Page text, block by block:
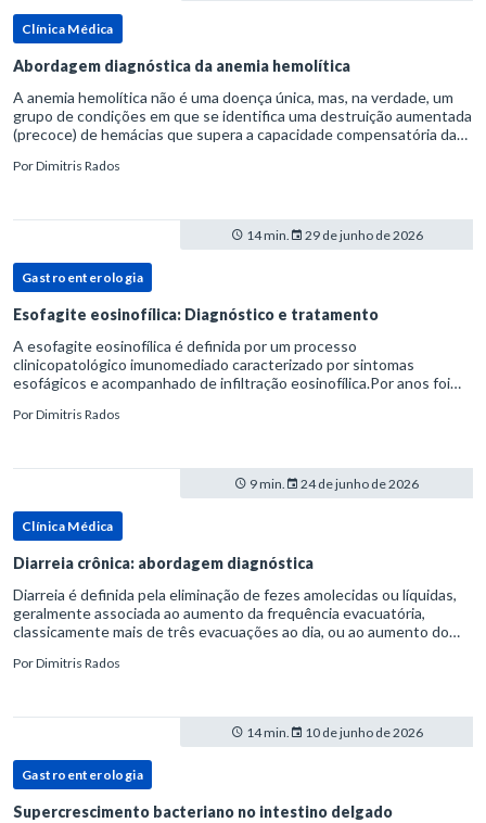
Clínica Médica
Abordagem diagnóstica da anemia hemolítica
A anemia hemolítica não é uma doença única, mas, na verdade, um
grupo de condições em que se identifica uma destruição aumentada
(precoce) de hemácias que supera a capacidade compensatória da
PorDimitris Rados
14 min. 29 de junho de 2026
Gastroenterologia
Esofagite eosinofílica: Diagnóstico e tratamento
A esofagite eosinofílica é definida por um processo
clinicopatológico imunomediado caracterizado por sintomas
esofágicos e acompanhado de infiltração eosinofílica.Por anos foi
refluxo gastr
PorDimitris Rados
9 min. 24 de junho de 2026
Clínica Médica
Diarreia crônica: abordagem diagnóstica
Diarreia é definida pela eliminação de fezes amolecidas ou líquidas,
geralmente associada ao aumento da frequência evacuatória,
classicamente mais de três evacuações ao dia, ou ao aumento do
PorDimitris Rados
14 min. 10 de junho de 2026
Gastroenterologia
Supercrescimento bacteriano no intestino delgado